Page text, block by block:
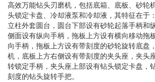
高效万能钻头刃磨机，包括底箱、底板、砂轮
头锁定卡盘、冷却液泵和冷却液，其特征在于
立柱外套圆台，圆台下部设有砂轮起落手柄和
侧面设有纵向手柄，拖板上方设有横向移动拖
向手柄，拖板上方设有带刻度的砂轮旋转底盘
机，底板上方右侧设有带刻度的夹头座，夹头
转锁定手柄，夹头座上部设有钻头锁定卡盘，
刻度的钻头旋转手把。